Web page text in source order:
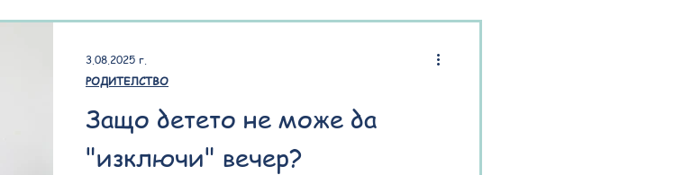
Защо детето не може да
"изключи" вечер?
РОДИТЕЛСТВО
3.08.2025 г.